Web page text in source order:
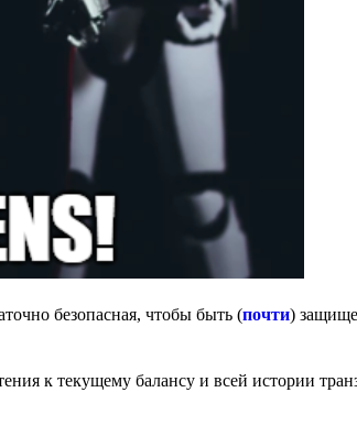
безопасная, чтобы быть (почти)
к текущему балансу и всей истории